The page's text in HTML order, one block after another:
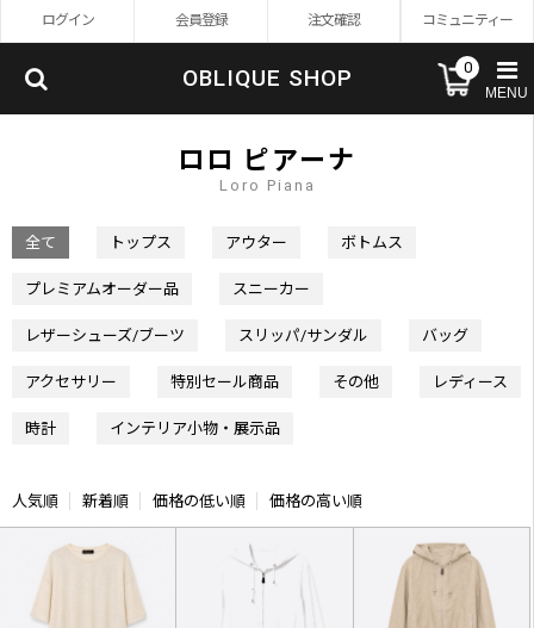
ログイン 会員登録 注文確認 コミュニティー
OBLIQUE SHOP 0
MENU
ロロ ピアーナ
Loro Piana
全て トップス アウター ボトムス
プレミアムオーダー品 スニーカー
レザーシューズ/ブーツ スリッパ/サンダル バッグ
アクセサリー 特別セール商品 その他 レディース
時計 インテリア小物・展示品
人気順 新着順 価格の低い順 価格の高い順